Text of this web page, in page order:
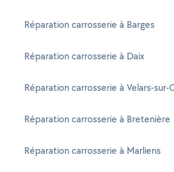
Réparation carrosserie à Barges
Réparation carrosserie à Daix
Réparation carrosserie à Velars-sur-
Réparation carrosserie à Bretenière
Réparation carrosserie à Marliens